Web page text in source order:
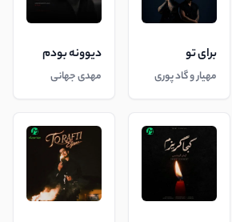
برای تو
مهیار و گاد پوری
دیوونه بودم
مهدی جهانی